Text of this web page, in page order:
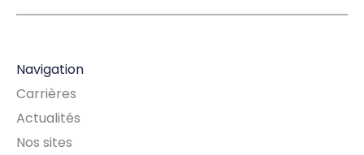
Navigation
Carrières
Actualités
Nos sites